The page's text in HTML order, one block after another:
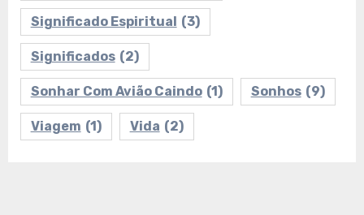
Significado Espiritual (3)
Significados (2)
Sonhar Com Avião Caindo (1) Sonhos (9)
Viagem (1) Vida (2)